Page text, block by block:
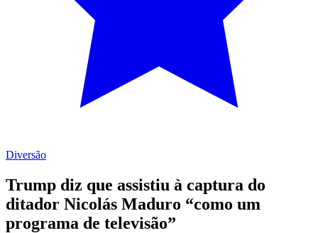
Diversão
Trump diz que assistiu à captura do
ditador Nicolás Maduro “como um
programa de televisão”